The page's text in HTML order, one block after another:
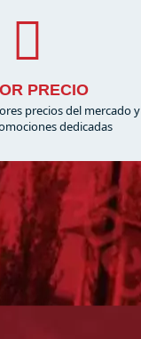
PRECIO
precios del mercado y
dedicadas